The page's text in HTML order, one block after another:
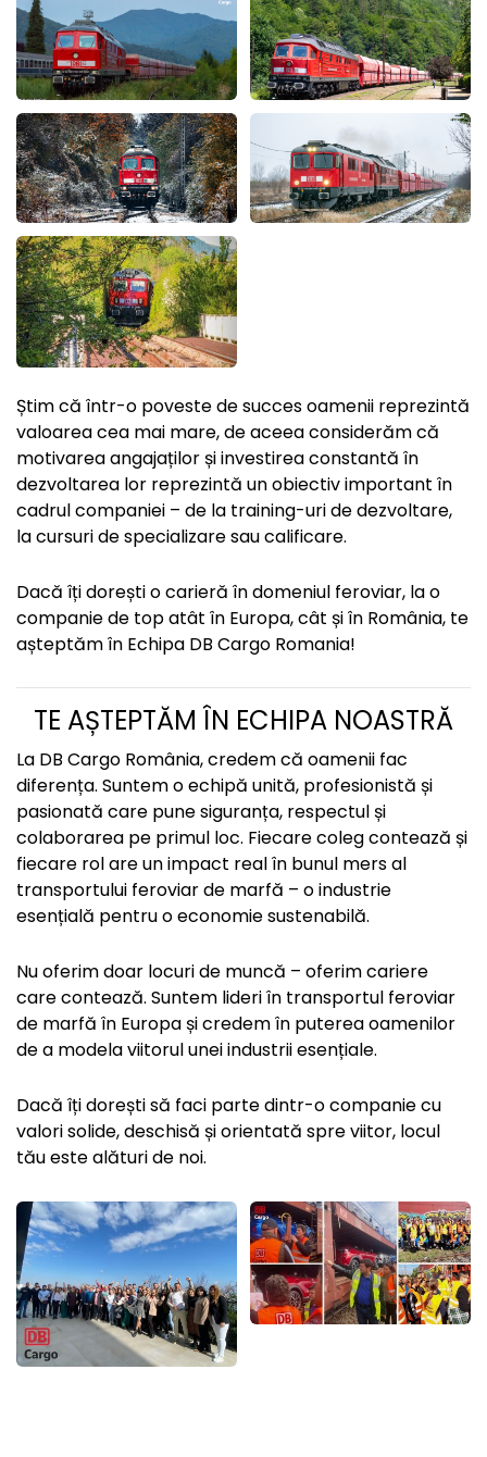
Știm că într-o poveste de succes oamenii reprezintă
valoarea cea mai mare, de aceea considerăm că
motivarea angajaților și investirea constantă în
dezvoltarea lor reprezintă un obiectiv important în
cadrul companiei – de la training-uri de dezvoltare,
la cursuri de specializare sau calificare.
Dacă îți dorești o carieră în domeniul feroviar, la o
companie de top atât în Europa, cât și în România, te
așteptăm în Echipa DB Cargo Romania!
TE AȘTEPTĂM ÎN ECHIPA NOASTRĂ
La DB Cargo România, credem că oamenii fac
diferența. Suntem o echipă unită, profesionistă și
pasionată care pune siguranța, respectul și
colaborarea pe primul loc. Fiecare coleg contează și
fiecare rol are un impact real în bunul mers al
transportului feroviar de marfă – o industrie
esențială pentru o economie sustenabilă.
Nu oferim doar locuri de muncă – oferim cariere
care contează. Suntem lideri în transportul feroviar
de marfă în Europa și credem în puterea oamenilor
de a modela viitorul unei industrii esențiale.
Dacă îți dorești să faci parte dintr-o companie cu
valori solide, deschisă și orientată spre viitor, locul
tău este alături de noi.